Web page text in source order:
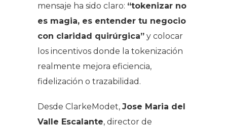
mensaje ha sido claro: “tokenizar no
es magia, es entender tu negocio
con claridad quirúrgica” y colocar
los incentivos donde la tokenización
realmente mejora eficiencia,
fidelización o trazabilidad.
Desde ClarkeModet, Jose Maria del
Valle Escalante, director de